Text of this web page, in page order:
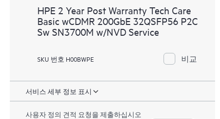
HPE 2 Year Post Warranty Tech Care
Basic wCDMR 200GbE 32QSFP56 P2C
Sw SN3700M w/NVD Service
SKU 번호 H00BWPE 비교
서비스 세부 정보 표시
사용자 정의 견적 요청을 제출하십시오